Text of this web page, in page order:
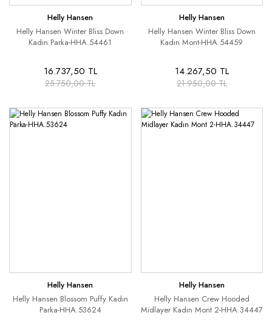
Helly Hansen
Helly Hansen Winter Bliss Down
Kadın Parka-HHA.54461
16.737,50 TL
25.750,00 TL
Helly Hansen
Helly Hansen Winter Bliss Down
Kadın Mont-HHA.54459
14.267,50 TL
21.950,00 TL
Helly Hansen
Helly Hansen Blossom Puffy Kadın
Parka-HHA.53624
Helly Hansen
Helly Hansen Crew Hooded
Midlayer Kadın Mont 2-HHA.34447